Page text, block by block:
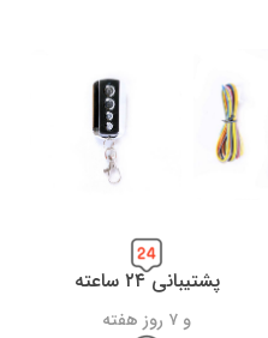
پشتیبانی ۲۴ ساعته
و ۷ روز هفته